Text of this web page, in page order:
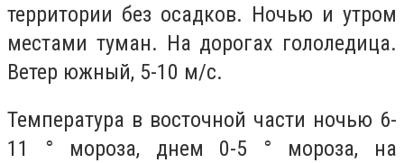
территории без осадков. Ночью и утром
местами туман. На дорогах гололедица.
Ветер южный, 5-10 м/с.
Температура в восточной части ночью 6-
11 ° мороза, днем 0-5 ° мороза, на